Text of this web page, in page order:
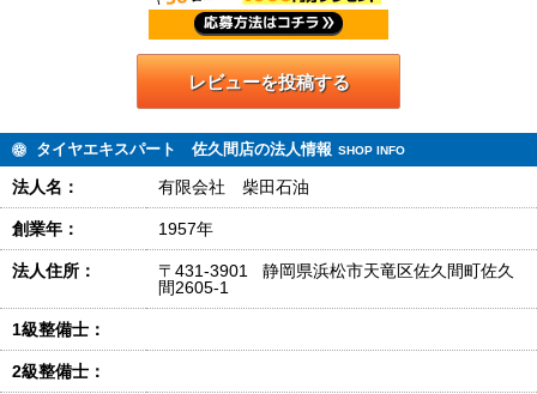
レビューを投稿する
タイヤエキスパート 佐久間店の法人情報 SHOP INFO
法人名： 有限会社 柴田石油
創業年： 1957年
法人住所：
〒431-3901 静岡県浜松市天竜区佐久間町佐久
間2605-1
1級整備士：
2級整備士：